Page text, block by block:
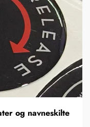
og navneskilte